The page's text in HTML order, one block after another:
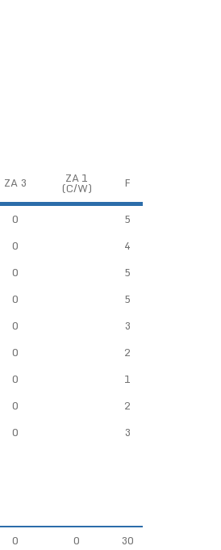
ZA 3 ZA 1
(C/W) F
0
5
0
4
0
5
0
5
0
3
0
2
0
1
0
2
0 3
0 0 30